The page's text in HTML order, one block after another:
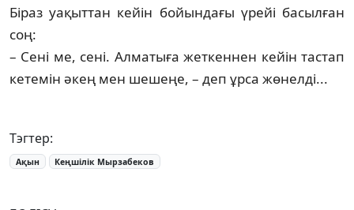
Біраз уақыттан кейін бойындағы үрейі басылған
соң:
– Сені ме, сені. Алматыға жеткеннен кейін тастап
кетемін әкең мен шешеңе, – деп ұрса жөнелді...
Тэгтер:
Ақын Кеңшілік Мырзабеков